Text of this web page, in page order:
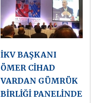
İKV BAŞKANI
ÖMER CİHAD
VARDAN GÜMRÜK
BİRLİĞİ PANELİNDE